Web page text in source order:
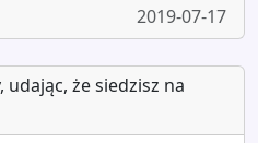
2019-07-17
że siedzisz na